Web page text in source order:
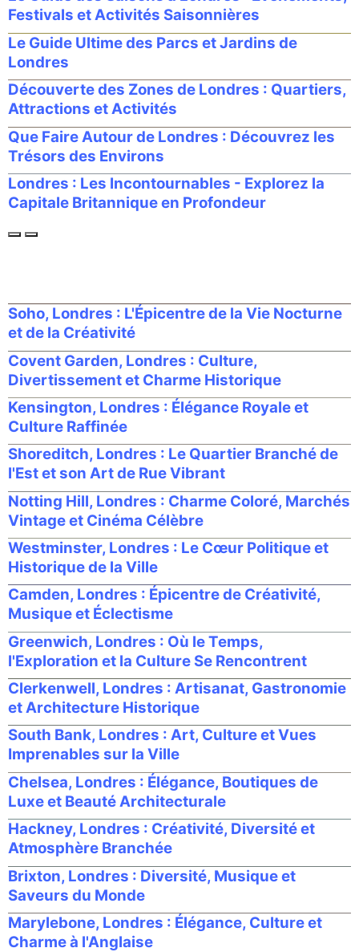
Festivals et Activités Saisonnières
Le Guide Ultime des Parcs et Jardins de
Londres
Découverte des Zones de Londres : Quartiers,
Attractions et Activités
Que Faire Autour de Londres : Découvrez les
Trésors des Environs
Londres : Les Incontournables - Explorez la
Capitale Britannique en Profondeur
Soho, Londres : L'Épicentre de la Vie Nocturne
et de la Créativité
Covent Garden, Londres : Culture,
Divertissement et Charme Historique
Kensington, Londres : Élégance Royale et
Culture Raffinée
Shoreditch, Londres : Le Quartier Branché de
l'Est et son Art de Rue Vibrant
Notting Hill, Londres : Charme Coloré, Marchés
Vintage et Cinéma Célèbre
Westminster, Londres : Le Cœur Politique et
Historique de la Ville
Camden, Londres : Épicentre de Créativité,
Musique et Éclectisme
Greenwich, Londres : Où le Temps,
l'Exploration et la Culture Se Rencontrent
Clerkenwell, Londres : Artisanat, Gastronomie
et Architecture Historique
South Bank, Londres : Art, Culture et Vues
Imprenables sur la Ville
Chelsea, Londres : Élégance, Boutiques de
Luxe et Beauté Architecturale
Hackney, Londres : Créativité, Diversité et
Atmosphère Branchée
Brixton, Londres : Diversité, Musique et
Saveurs du Monde
Marylebone, Londres : Élégance, Culture et
Charme à l'Anglaise